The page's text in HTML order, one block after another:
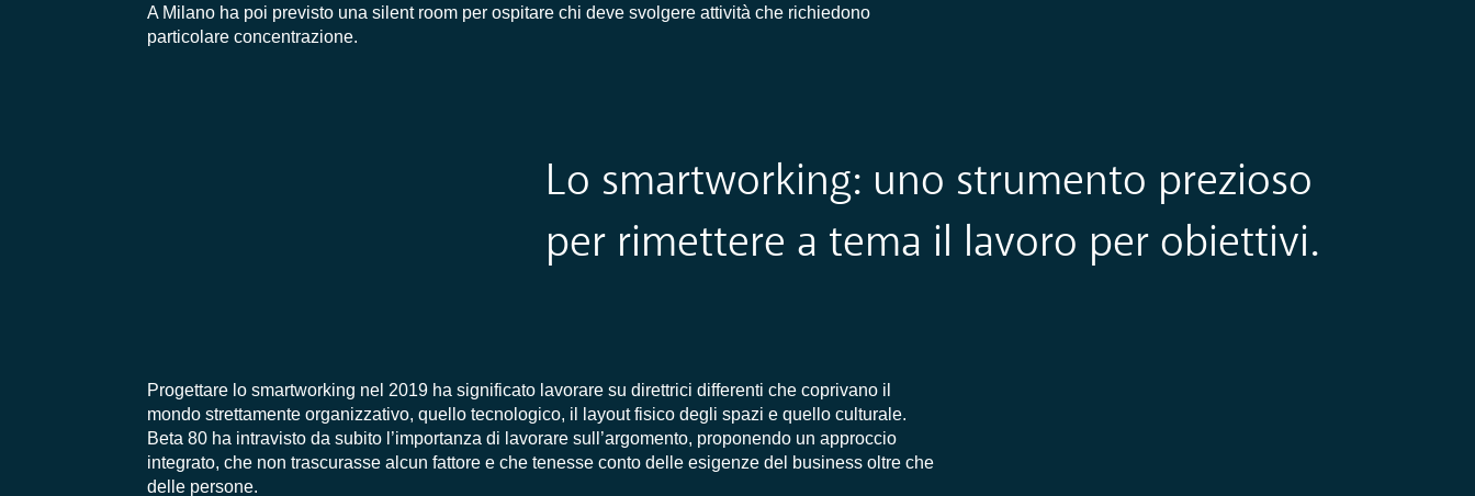
A Milano ha poi previsto una silent room per ospitare chi deve svolgere attività che richiedono
particolare concentrazione.
Lo smartworking: uno strumento prezioso
per rimettere a tema il lavoro per obiettivi.
Progettare lo smartworking nel 2019 ha significato lavorare su direttrici differenti che coprivano il
mondo strettamente organizzativo, quello tecnologico, il layout fisico degli spazi e quello culturale.
Beta 80 ha intravisto da subito l’importanza di lavorare sull’argomento, proponendo un approccio
integrato, che non trascurasse alcun fattore e che tenesse conto delle esigenze del business oltre che
delle persone.